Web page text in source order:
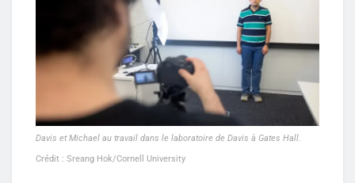
Davis et Michael au travail dans le laboratoire de Davis à Gates Hall.
Crédit : Sreang Hok/Cornell University